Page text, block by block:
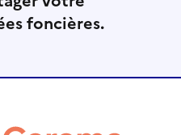
foncières.